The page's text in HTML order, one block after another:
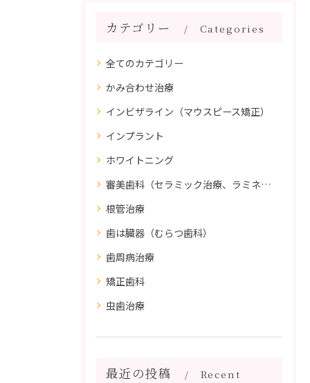
カテゴリー Categories
全てのカテゴリー
かみ合わせ治療
インビザライン（マウスピース矯正）
インプラント
ホワイトニング
審美歯科（セラミック治療、ラミネートべニア、ダイレクトボンディング）
根管治療
歯は臓器（むらつ歯科）
歯周病治療
矯正歯科
虫歯治療
最近の投稿
Recent